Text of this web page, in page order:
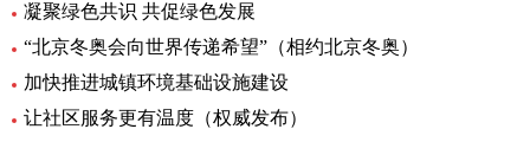
凝聚绿色共识 共促绿色发展
“北京冬奥会向世界传递希望”（相约北京冬奥）
加快推进城镇环境基础设施建设
让社区服务更有温度（权威发布）